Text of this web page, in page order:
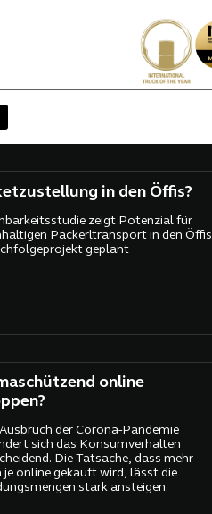
in den Öffis?
zeigt Potenzial für
Packerltransport in den Öffis
geplant
online
der Corona-Pandemie
sich das Konsumverhalten
Die Tatsache, dass mehr
je online gekauft wird, lässt die
stark ansteigen.